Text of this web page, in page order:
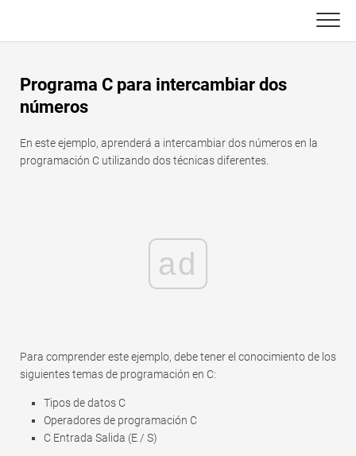
content
Funciones de Excel
Gráfico
Noticias
TechTV
C ++
Rápido
Programa C para intercambiar dos
números
En este ejemplo, aprenderá a intercambiar dos números en la
programación C utilizando dos técnicas diferentes.
ad
Para comprender este ejemplo, debe tener el conocimiento de los
siguientes temas de programación en C:
Tipos de datos C
Operadores de programación C
C Entrada Salida (E / S)